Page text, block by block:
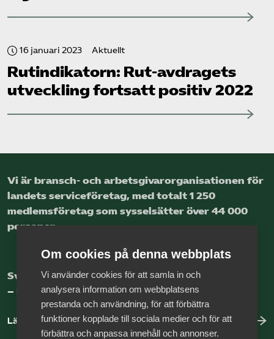
16 januari 2023 Aktuellt
Rut­indikatorn: Rut-avdragets
utveckling fortsatt positiv 2022
Vi är bransch- och arbetsgivar­organisationen för
landets service­företag, med totalt 1 250
medlems­företag som sysselsätter över 44 000
personer.
Sveriges nya basnäring
– landets främsta integrationsmotor.
Läs mer om oss
Om cookies på denna webbplats
Vi använder cookies för att samla in och
analysera information om webbplatsens
prestanda och användning, för att förbättra
funktioner kopplade till sociala medier och för att
förbättra och anpassa innehåll och annonser.